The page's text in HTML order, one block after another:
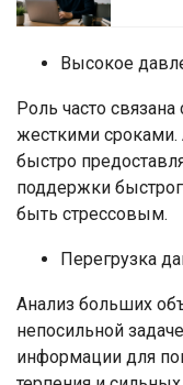
Высокое
Роль часто
жесткими
быстро
поддержки
быть стрессовым.
Перегрузка
Анализ больших
непосильной
информации для